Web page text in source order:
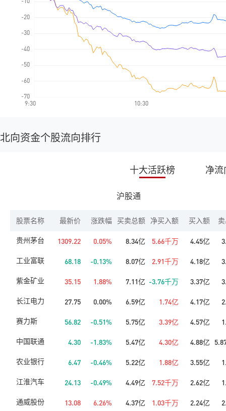
北向资金个股流向排行
十大活跃榜 净流
沪股通
股票名称 最新价 涨跌幅 买卖总额 净买入额 买入额
贵州茅台 1309.22 0.05% 8.34亿 5.66千万 4.45亿
工业富联 68.18 -0.13% 8.07亿 2.91千万 4.18亿
紫金矿业 35.15 1.88% 7.11亿 -3.76千万 3.37亿
长江电力 27.75 0.00% 6.59亿 1.74亿 4.17亿
赛力斯 56.82 -0.51% 5.75亿 3.39亿 4.57亿
中国联通 4.30 -1.83% 5.47亿 4.30亿 4.88亿
农业银行 6.47 -0.46% 5.22亿 1.88亿 3.55亿
江淮汽车 24.13 -0.49% 4.49亿 7.52千万 2.62亿
通威股份 13.08 6.26% 4.37亿 1.03千万 2.24亿